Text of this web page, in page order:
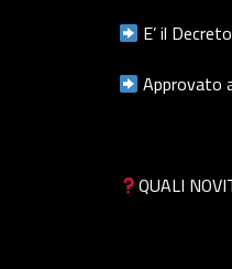
E’ il
Approvato
QUALI